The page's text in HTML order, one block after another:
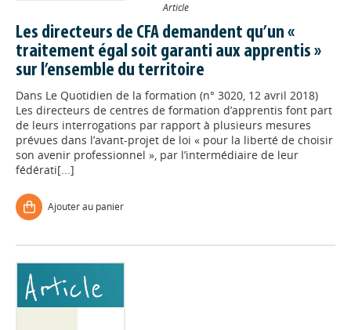
Article
Les directeurs de CFA demandent qu’un «
traitement égal soit garanti aux apprentis »
sur l’ensemble du territoire
Dans Le Quotidien de la formation (n° 3020, 12 avril 2018)
Les directeurs de centres de formation d’apprentis font part
de leurs interrogations par rapport à plusieurs mesures
prévues dans l’avant-projet de loi « pour la liberté de choisir
son avenir professionnel », par l’intermédiaire de leur
fédérati[...]
Ajouter au panier